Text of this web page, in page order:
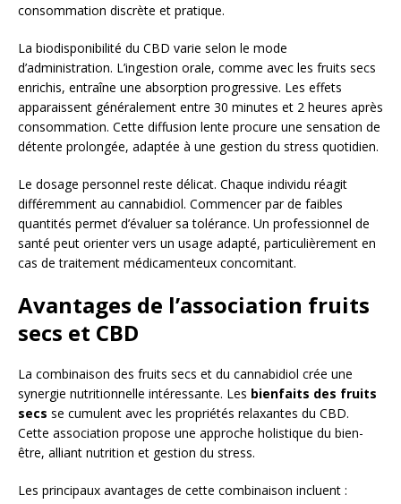
consommation discrète et pratique.
La biodisponibilité du CBD varie selon le mode
d’administration. L’ingestion orale, comme avec les fruits secs
enrichis, entraîne une absorption progressive. Les effets
apparaissent généralement entre 30 minutes et 2 heures après
consommation. Cette diffusion lente procure une sensation de
détente prolongée, adaptée à une gestion du stress quotidien.
Le dosage personnel reste délicat. Chaque individu réagit
différemment au cannabidiol. Commencer par de faibles
quantités permet d’évaluer sa tolérance. Un professionnel de
santé peut orienter vers un usage adapté, particulièrement en
cas de traitement médicamenteux concomitant.
Avantages de l’association fruits
secs et CBD
La combinaison des fruits secs et du cannabidiol crée une
synergie nutritionnelle intéressante. Les bienfaits des fruits
secs se cumulent avec les propriétés relaxantes du CBD.
Cette association propose une approche holistique du bien-
être, alliant nutrition et gestion du stress.
Les principaux avantages de cette combinaison incluent :